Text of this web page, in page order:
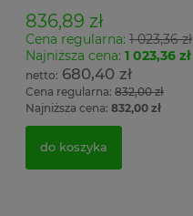
836,89 zł
Cena regularna: 1 023,36 zł
Najniższa cena: 1 023,36 zł
680,40 zł
Cena regularna: 832,00 zł
Najniższa cena: 832,00 zł
do koszyka